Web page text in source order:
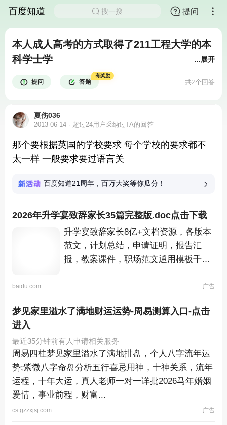
百度知道 提问
搜一搜
本人成人高考的方式取得了211工程大学的本
科学士学
...展开
提问 答题
有奖励
共2个回答
夏伤036
2013-06-14 超过24用户采纳过TA的回答
那个要根据英国的学校要求 每个学校的要求都不
太一样 一般要求要过语言关
百度知道21周年，百万大奖等你瓜分！
2026年升学宴致辞家长35篇完整版.doc点击下载
升学宴致辞家长8亿+文档资源，各版本
范文，计划总结，申请证明，报告汇
报，教案课件，职场范文通用模板千万
baidu.com 广告
梦见家里溢水了满地财运运势-周易测算入口-点击
进入
最近35分钟前有人申请相关服务
周易四柱梦见家里溢水了满地排盘，个人八字流年运
势;紫微八字命盘分析五行喜忌用神，十神关系，流年
运程，十年大运，真人老师一对一详批2026马年婚姻
爱情，事业前程，财富...
cs.gzzxjsj.com 广告